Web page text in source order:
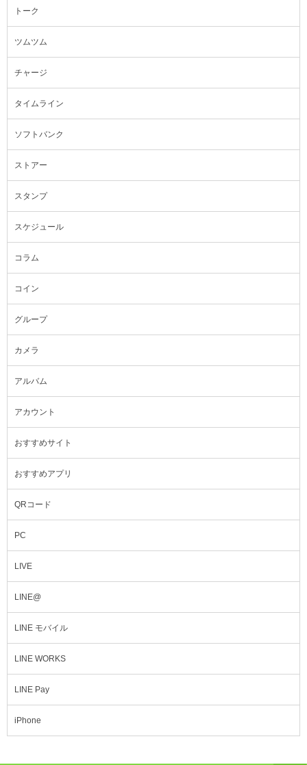
トーク
ツムツム
チャージ
タイムライン
ソフトバンク
ストアー
スタンプ
スケジュール
コラム
コイン
グループ
カメラ
アルバム
アカウント
おすすめサイト
おすすめアプリ
QRコード
PC
LIVE
LINE@
LINE モバイル
LINE WORKS
LINE Pay
iPhone